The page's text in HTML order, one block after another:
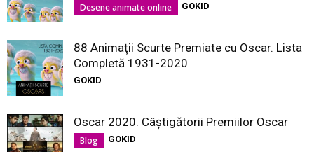
Desene animate online GOKID
88 Animaţii Scurte Premiate cu Oscar. Lista
Completă 1931-2020
GOKID
Oscar 2020. Câștigătorii Premiilor Oscar
Blog GOKID